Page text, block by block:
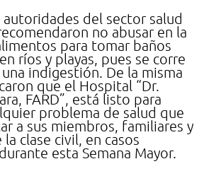
autoridades del sector salud
no abusar en la
para tomar baños
ríos y playas, pues se corre
indigestión. De la misma
que el Hospital “Dr.
FARD”, está listo para
problema de salud que
a sus miembros, familiares y
clase civil, en casos
esta Semana Mayor.